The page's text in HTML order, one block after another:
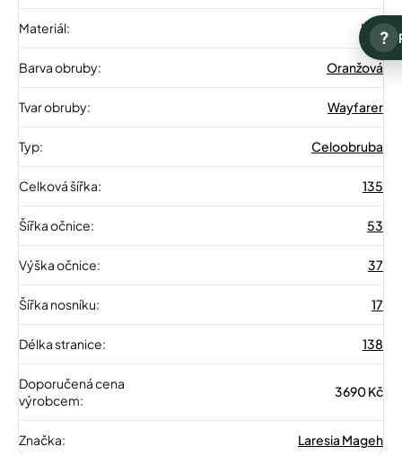
Materiál: Kov
Barva obruby: Oranžová
Tvar obruby: Wayfarer
Typ: Celoobruba
Celková šířka: 135
Šířka očnice: 53
Výška očnice: 37
Šířka nosníku: 17
Délka stranice: 138
Doporučená cena
výrobcem:
3690 Kč
Značka: Laresia Mageh
?